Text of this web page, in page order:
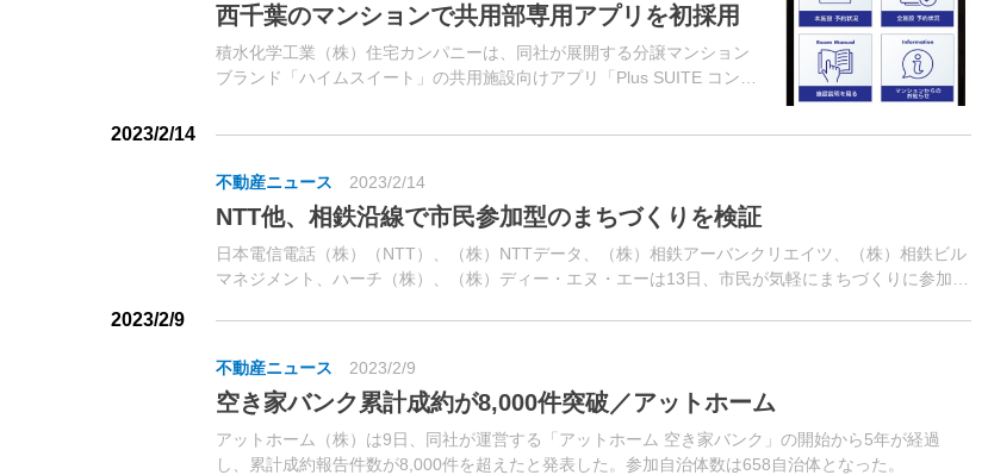
西千葉のマンションで共用部専用アプリを初採用
積水化学工業（株）住宅カンパニーは、同社が展開する分譲マンション
ブランド「ハイムスイート」の共用施設向けアプリ「Plus SUITE コンシ
2023/2/14
不動産ニュース 2023/2/14
NTT他、相鉄沿線で市民参加型のまちづくりを検証
日本電信電話（株）（NTT）、（株）NTTデータ、（株）相鉄アーバンクリエイツ、（株）相鉄ビル
マネジメント、ハーチ（株）、（株）ディー・エヌ・エーは13日、市民が気軽にまちづくりに参加で
2023/2/9
不動産ニュース 2023/2/9
空き家バンク累計成約が8,000件突破／アットホーム
アットホーム（株）は9日、同社が運営する「アットホーム 空き家バンク」の開始から5年が経過
し、累計成約報告件数が8,000件を超えたと発表した。参加自治体数は658自治体となった。